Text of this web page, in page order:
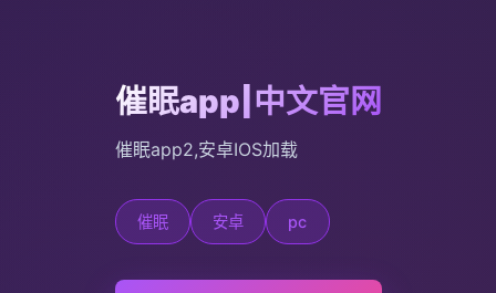
催眠app|中文官网
催眠app2,安卓IOS加载
催眠 安卓 pc